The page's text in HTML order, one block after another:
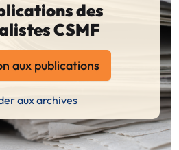
des
CSMF
aux publications
aux archives